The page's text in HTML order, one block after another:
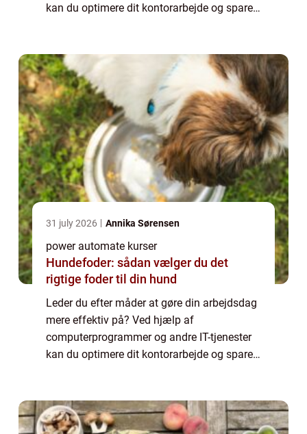
kan du optimere dit kontorarbejde og spare
31 july 2026 Annika Sørensen
power automate kurser
Hundefoder: sådan vælger du det
rigtige foder til din hund
Leder du efter måder at gøre din arbejdsdag
mere effektiv på? Ved hjælp af
computerprogrammer og andre IT-tjenester
kan du optimere dit kontorarbejde og spare